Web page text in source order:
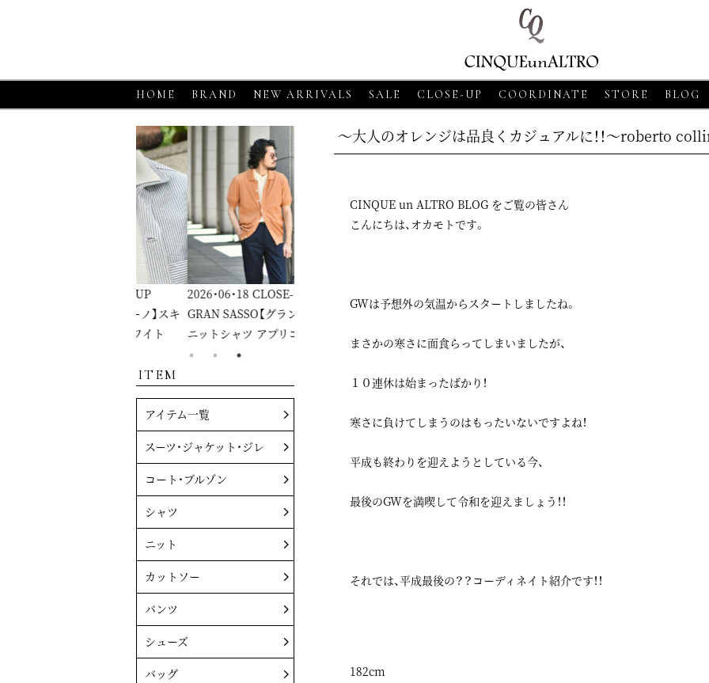
HOME BRAND NEW ARRIVALS SALE CLOSE-UP COORDINATE STORE BLOG
～大人のオレンジは品良くカジュアルに！！～roberto
CINQUE un ALTRO BLOG をご覧の皆さん
こんにちは、オカモトです。
GWは予想外の気温からスタートしましたね。
まさかの寒さに面食らってしまいましたが、
１０連休は始まったばかり！
寒さに負けてしまうのはもったいないですよね！
平成も終わりを迎えようとしている今、
最後のGWを満喫して令和を迎えましょう！！
それでは、平成最後の？？コーディネイト紹介です！！
182cm
2026・06・18 CLOSE-UP
GRAN SASSO【グランサッソ】
ニットシャツ アプリコット
GRAN SASSO【グランサッソ】
MORGANO【モルガーノ】スキ
ITEM
アイテム一覧
スーツ・ジャケット・ジレ
コート・ブルゾン
シャツ
ニット
カットソー
パンツ
シューズ
バッグ